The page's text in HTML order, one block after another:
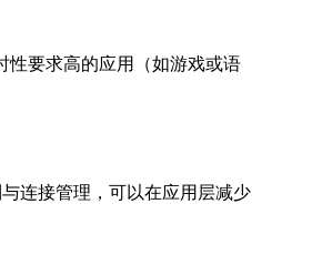
性要求高的应用（如游戏或语
连接管理，可以在应用层减少